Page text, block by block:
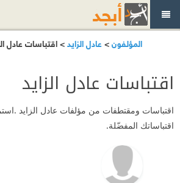
المؤلفون>عادل الزايد> اقتباسات عادل
اقتباسات عادل الزايد
اقتباسات ومقتطفات من مؤلفات عادل الزايد
اقتباساتك المفضّلة.